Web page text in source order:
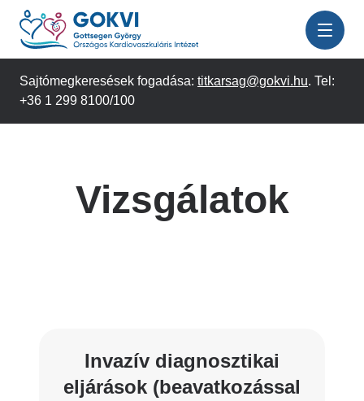
Ugrás
tartalomra
Sajtómegkeresések fogadása: titkarsag@gokvi.hu. Tel:
+36 1 299 8100/100
Vizsgálatok
Invazív diagnosztikai
eljárások (beavatkozással